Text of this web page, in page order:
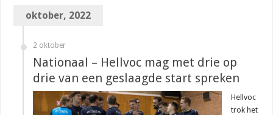
oktober, 2022
2 oktober
Nationaal – Hellvoc mag met drie op
drie van een geslaagde start spreken
Hellvoc
trok het